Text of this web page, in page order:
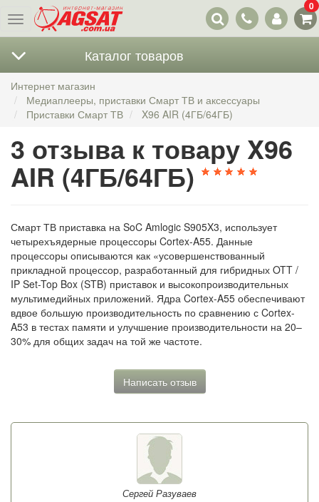
Меню
Наши
контакты
0
Каталог товаров
Интернет магазин
Медиаплееры, приставки Смарт ТВ и аксессуары
Приставки Смарт ТВ
X96 AIR (4ГБ/64ГБ)
3 отзыва к товару X96
AIR (4ГБ/64ГБ)
Смарт ТВ приставка на SoC Amlogic S905X3, использует
четырехъядерные процессоры Cortex-A55. Данные
процессоры описываются как «усовершенствованный
прикладной процессор, разработанный для гибридных OTT /
IP Set-Top Box (STB) приставок и высокопроизводительных
мультимедийных приложений. Ядра Cortex-A55 обеспечивают
вдвое большую производительность по сравнению с Cortex-
A53 в тестах памяти и улучшение производительности на 20–
30% для общих задач на той же частоте.
Написать отзыв
Сергей Разуваев